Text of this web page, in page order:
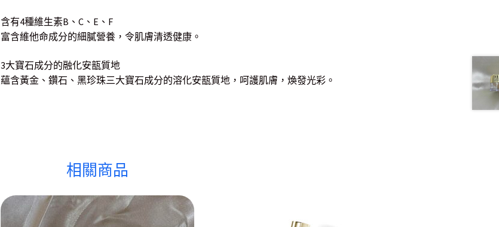
含有4種維生素B、C、E、F
富含維他命成分的細膩營養，令肌膚清透健康。
3大寶石成分的融化安瓿質地
蘊含黃金、鑽石、黑珍珠三大寶石成分的溶化安瓿質地，呵護肌膚，煥發光彩。
相關商品